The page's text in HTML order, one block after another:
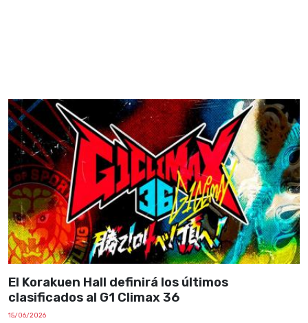
El Korakuen Hall definirá los últimos
clasificados al G1 Climax 36
15/06/2026